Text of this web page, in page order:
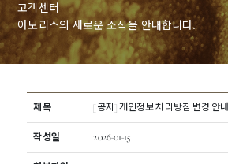
고객센터
아모리스의 새로운 소식을 안내합니다.
제목 [공지] 개인정보 처리방침 변경 안내
작성일 2026-01-15